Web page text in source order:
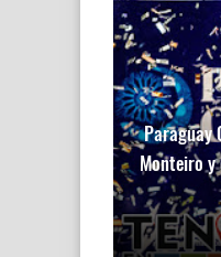
Paraguay
Monteiro y